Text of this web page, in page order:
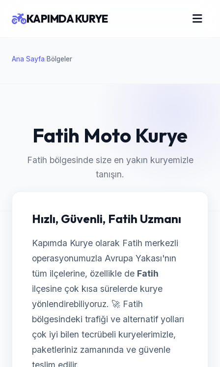
Ana Sayfa/Bölgeler
KAPIMDA KURYE
Fatih Moto Kurye
Fatih bölgesinde size en yakın kuryemizle
tanışın.
Hızlı, Güvenli, Fatih Uzmanı
Kapımda Kurye olarak Fatih merkezli
operasyonumuzla Avrupa Yakası'nın
tüm ilçelerine, özellikle de Fatih
ilçesine çok kısa sürelerde kurye
yönlendirebiliyoruz. 🚀 Fatih
bölgesindeki trafiği ve alternatif yolları
çok iyi bilen tecrübeli kuryelerimizle,
paketleriniz zamanında ve güvenle
teslim edilir.